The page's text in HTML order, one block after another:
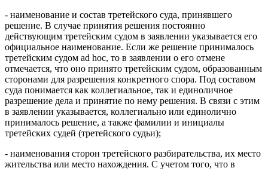
- наименование и состав третейского суда, принявшего
решение. В случае принятия решения постоянно
действующим третейским судом в заявлении указывается его
официальное наименование. Если же решение принималось
третейским судом ad hoc, то в заявлении о его отмене
отмечается, что оно принято третейским судом, образованным
сторонами для разрешения конкретного спора. Под составом
суда понимается как коллегиальное, так и единоличное
разрешение дела и принятие по нему решения. В связи с этим
в заявлении указывается, коллегиально или единолично
принималось решение, а также фамилии и инициалы
третейских судей (третейского судьи);
- наименования сторон третейского разбирательства, их место
жительства или место нахождения. С учетом того, что в